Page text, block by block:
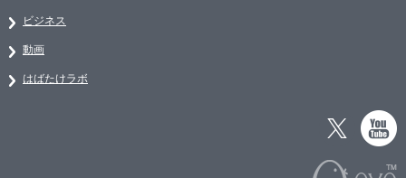
ビジネス
動画
はばたけラボ